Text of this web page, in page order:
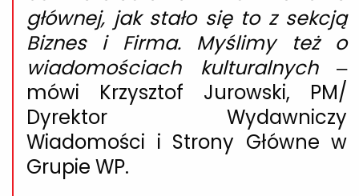
głównej, jak stało się to z sekcją
Biznes i Firma. Myślimy też o
wiadomościach kulturalnych–
mówi Krzysztof Jurowski, PM/
Dyrektor Wydawniczy
Wiadomości i Strony Główne w
Grupie WP.